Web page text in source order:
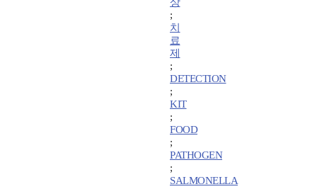
상
;
치
료
제
;
DETECTION
;
KIT
;
FOOD
;
PATHOGEN
;
SALMONELLA